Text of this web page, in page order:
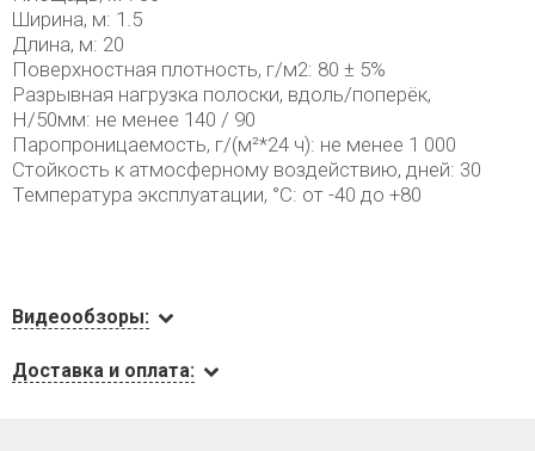
Ширина, м: 1.5
Длина, м: 20
Поверхностная плотность, г/м2: 80 ± 5%
Разрывная нагрузка полоски, вдоль/поперёк,
H/50мм: не менее 140 / 90
Паропроницаемость, г/(м²*24 ч): не менее 1 000
Стойкость к атмосферному воздействию, дней: 30
Температура эксплуатации, °С: от -40 до +80
Видеообзоры:
Доставка и оплата: